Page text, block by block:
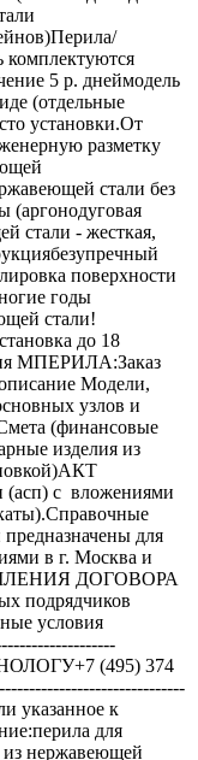
комплектуются
5 р. днеймодель
(отдельные
установки.От
разметку
стали без
(аргонодуговая
стали - жесткая,
поверхности
годы
стали!
до 18
МПЕРИЛА:Заказ
Модели,
узлов и
(финансовые
изделия из
(асп) с вложениями
для
в г. Москва и
ДОГОВОРА
подрядчиков
условия
(495) 374
указанное к
для
из нержавеющей